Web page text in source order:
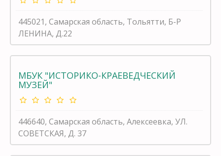
445021, Самарская область, Тольятти, Б-Р
ЛЕНИНА, Д.22
МБУК "ИСТОРИКО-КРАЕВЕДЧЕСКИЙ
МУЗЕЙ"
446640, Самарская область, Алексеевка, УЛ.
СОВЕТСКАЯ, Д. 37